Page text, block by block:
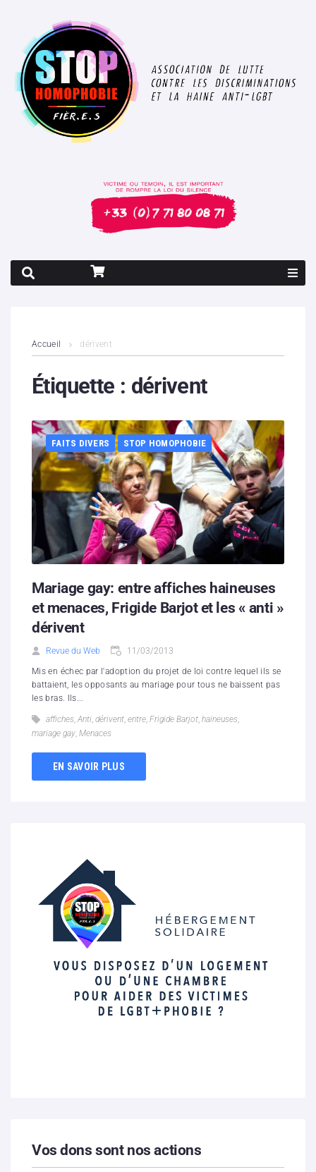
Contenus litigieux
Boutique
Partenaires
Contacts
Hébergement solidaire
Accueil dérivent
Étiquette : dérivent
FAITS DIVERS STOP HOMOPHOBIE
Mariage gay: entre affiches haineuses
et menaces, Frigide Barjot et les « anti »
dérivent
Revue du Web 11/03/2013
Mis en échec par l'adoption du projet de loi contre lequel ils se
battaient, les opposants au mariage pour tous ne baissent pas
les bras. Ils...
affiches, Anti, dérivent, entre, Frigide Barjot, haineuses,
mariage gay, Menaces
EN SAVOIR PLUS
Vos dons sont nos actions